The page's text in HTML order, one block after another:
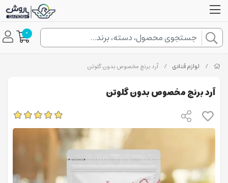
0
/ لوازم قنادی / آرد برنج مخصوص بدون گلوتن
آرد برنج مخصوص بدون گلوتن